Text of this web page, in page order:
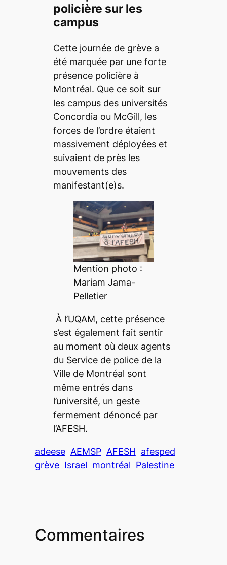
policière sur les
campus
Cette journée de grève a
été marquée par une forte
présence policière à
Montréal. Que ce soit sur
les campus des universités
Concordia ou McGill, les
forces de l’ordre étaient
massivement déployées et
suivaient de près les
mouvements des
manifestant(e)s.
Mention photo :
Mariam Jama-
Pelletier
À l’UQAM, cette présence
s’est également fait sentir
au moment où deux agents
du Service de police de la
Ville de Montréal sont
même entrés dans
l’université, un geste
fermement dénoncé par
l’AFESH.
adeese AEMSP AFESH afesped
grève Israel montréal Palestine
Commentaires